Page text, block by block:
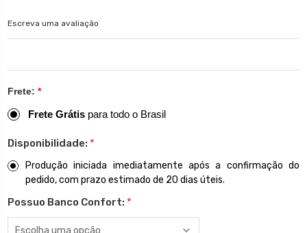
Escreva uma avaliação
Frete: *
Frete Grátis para todo o Brasil
Disponibilidade: *
Produção iniciada imediatamente após a confirmação do
pedido, com prazo estimado de 20 dias úteis.
Possuo Banco Confort: *